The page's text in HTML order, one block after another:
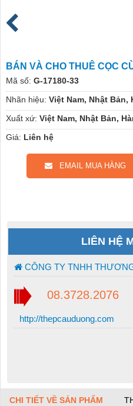
BÁN VÀ CHO THUÊ CỌC
Mã số: G-17180-33
Nhãn hiệu: Việt Nam, Nhật Bản,
Xuất xứ: Việt Nam, Nhật Bản,
Giá: Liên hệ
EMAIL MUA HÀNG
LIÊN HỆ
CÔNG TY TNHH
08.3728.2076
http://thepcauduong.com
CHI TIẾT VỀ SẢN PHẨM